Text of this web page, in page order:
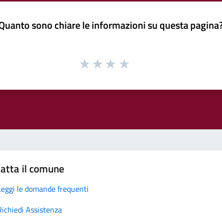
sono chiare le informazioni su questa
il comune
le domande frequenti
Assistenza